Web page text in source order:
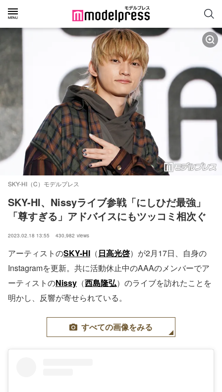
SKY-HI（C）モデルプレス
SKY-HI、Nissyライブ参戦「にしひだ最強」
「尊すぎる」アドバイスにもツッコミ相次ぐ
2023.02.18 13:55 430,982 views
アーティストのSKY-HI （日高光啓）が2月17日、自身の
Instagramを更新。共に活動休止中のAAAのメンバーでア
ーティストのNissy （西島隆弘）のライブを訪れたことを
明かし、反響が寄せられている。
すべての画像をみる